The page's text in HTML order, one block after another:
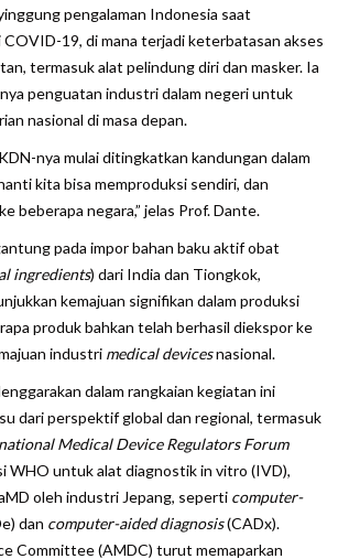
pengalaman Indonesia saat
COVID-19, di mana terjadi keterbatasan akses
termasuk alat pelindung diri dan masker. Ia
penguatan industri dalam negeri untuk
nasional di masa depan.
nya mulai ditingkatkan kandungan dalam
kita bisa memproduksi sendiri, dan
beberapa negara,” jelas Prof. Dante.
pada impor bahan baku aktif obat
ingredients) dari India dan Tiongkok,
kemajuan signifikan dalam produksi
produk bahkan telah berhasil diekspor ke
industri medical devicesnasional.
dalam rangkaian kegiatan ini
dari perspektif global dan regional, termasuk
Medical Device Regulators Forum
WHO untuk alat diagnostik in vitro (IVD),
oleh industri Jepang, seperti computer-
dan computer-aided diagnosis(CADx).
Committee (AMDC) turut memaparkan